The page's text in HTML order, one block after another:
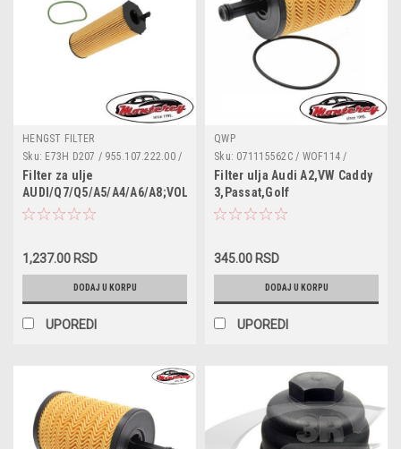
HENGST FILTER
Sku: E73H D207 / 955.107.222.00 /
057 115 561 M / 057115561M /
1153110000 / 2510500 / 586018 /
95510722200 / A210399 /
CH10636ECO / E73HD207 /
L403 / OX1963D / OX1963DECO /
Filter za ulje
AUDI/Q7/Q5/A5/A4/A6/A8;VOLKSWAGEN/Touareg
1,237.00 RSD
DODAJ U KORPU
UPOREDI
QWP
Sku: 071115562C / WOF114 /
180043010 / 95561 / 68001297AA /
1118184 / 1250679 / MN980125 /
MN980408 / 045115466 /
045115466A / 045115466B /
Filter ulja Audi A2,VW Caddy
3,Passat,Golf
4,Tiguan,Sharan,Bora,Lupo,Seat
Fabia 1.4/1.9/2.0TDI
345.00 RSD
DODAJ U KORPU
UPOREDI